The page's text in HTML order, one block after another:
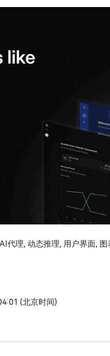
代理, 动态推理, 用户界面,
(北京时间)